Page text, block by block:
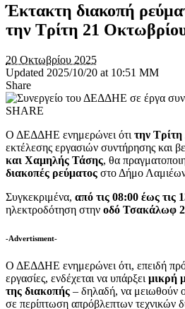
Έκτακτη διακοπή
την Τρίτη 21
20 Οκτωβρίου 2025
Updated 2025/10/20 at 10:51 ΜΜ
Share
SHARE
Ο ΔΕΔΔΗΕ ενημερώνει ότι την
εκτέλεσης εργασιών συντήρησης και
και Χαμηλής Τάσης, θα
διακοπές ρεύματος στο Δήμο
Συγκεκριμένα, από τις 08:00 έως τις
ηλεκτροδότηση στην οδό Τσακάλωφ
-Advertisment-
Ο ΔΕΔΔΗΕ ενημερώνει ότι, επειδή
εργασίες, ενδέχεται να υπάρξειμικρή
της διακοπής – δηλαδή, να μειωθούν
σε περίπτωση απρόβλεπτων τεχνικών